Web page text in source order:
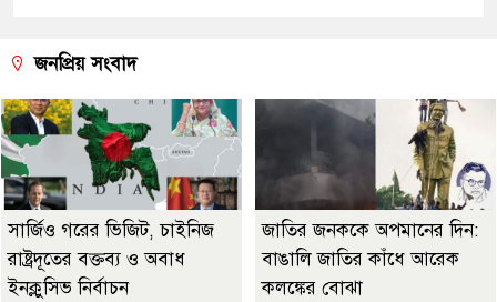
জনপ্রিয় সংবাদ
সার্জিও গরের ভিজিট, চাইনিজ
রাষ্ট্রদূতের বক্তব্য ও অবাধ
ইনক্লুসিভ নির্বাচন
জাতির জনককে অপমানের দিন:
বাঙালি জাতির কাঁধে আরেক
কলঙ্কের বোঝা